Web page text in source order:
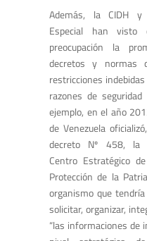
Además, la CIDH
Especial han visto
preocupación la
decretos y normas
restricciones
razones de seguridad
ejemplo, en el año
de Venezuela
decreto Nº 458, la
Centro Estratégico
Protección de la
organismo que
solicitar, organizar,
“las informaciones de